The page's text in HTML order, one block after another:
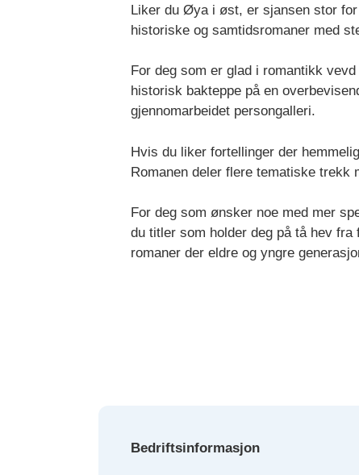
Liker du Øya i øst, er sjansen stor
historiske og samtidsromaner med
For deg som er glad i romantikk
historisk bakteppe på en
gjennomarbeidet persongalleri.
Hvis du liker fortellinger der
Romanen deler flere tematiske
For deg som ønsker noe med mer
du titler som holder deg på tå hev
romaner der eldre og yngre
Bedriftsinformasjon